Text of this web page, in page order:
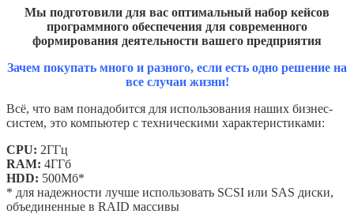
Мы подготовили для вас оптимальный набор кейсов
программного обеспечения для современного
формирования деятельности вашего предприятия
Зачем покупать много и разного, если есть одно решение на
все случаи жизни!
Всё, что вам понадобится для использования наших бизнес-
систем, это компьютер с техническими характеристиками:
CPU: 2ГГц
RAM: 4ГГб
HDD: 500Мб*
* для надежности лучше использовать SCSI или SAS диски,
объединенные в RAID массивы